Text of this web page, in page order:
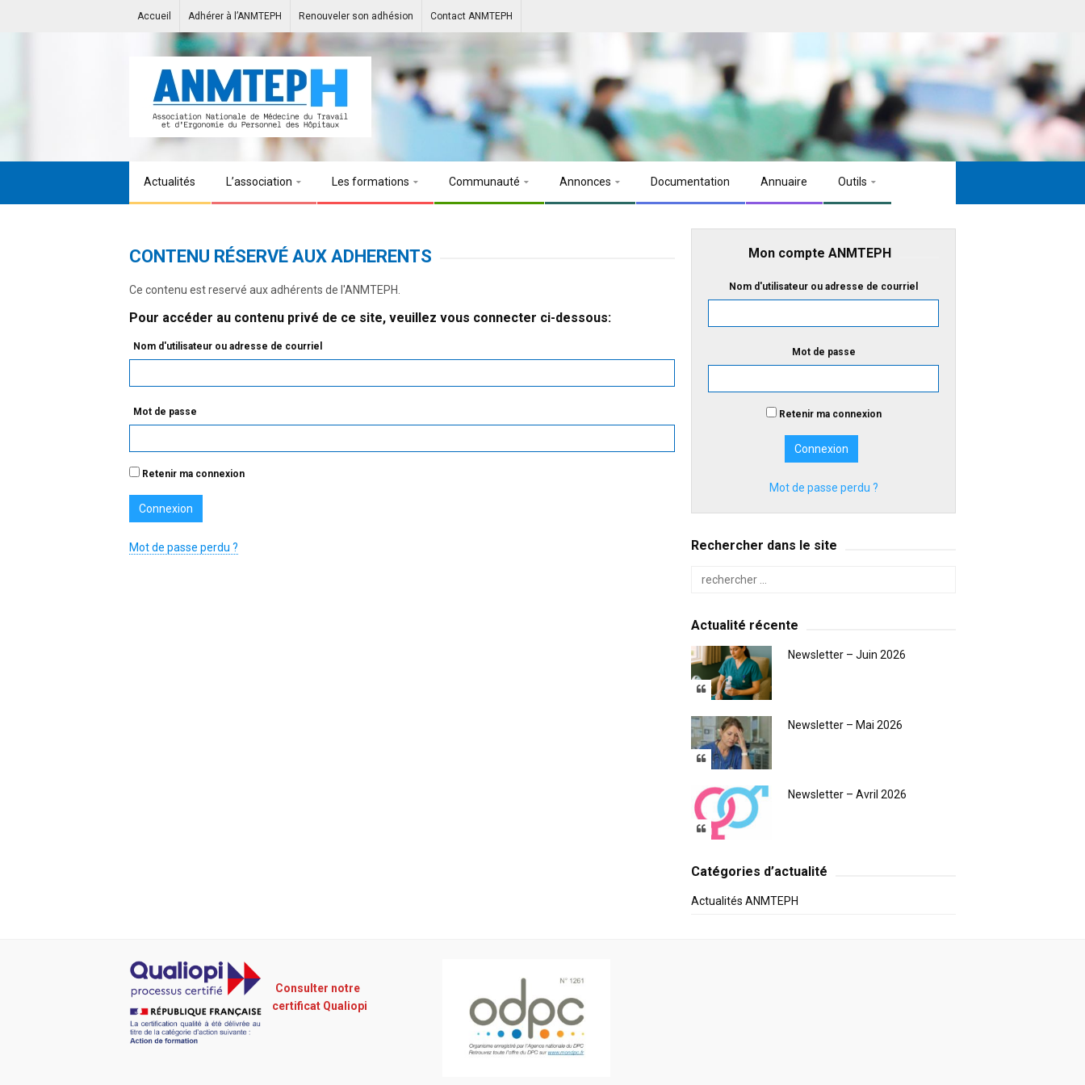
Accueil Adhérer à l’ANMTEPH Renouveler son adhésion Contact ANMTEPH
Actualités L’association Les formations Communauté Annonces Documentation Annuaire Outils
CONTENU RÉSERVÉ AUX ADHERENTS
Ce contenu est reservé aux adhérents de l'ANMTEPH.
Pour accéder au contenu privé de ce site, veuillez vous connecter ci-dessous:
Nom d'utilisateur ou adresse de courriel
Mot de passe
Retenir ma connexion
Mot de passe perdu ?
Mon compte ANMTEPH
Nom d'utilisateur ou adresse de courriel
Mot de passe
Retenir ma connexion
Mot de passe perdu ?
Rechercher dans le site
Actualité récente
Newsletter – Juin 2026
Newsletter – Mai 2026
Newsletter – Avril 2026
Catégories d’actualité
Actualités ANMTEPH
Consulter notre
certificat Qualiopi